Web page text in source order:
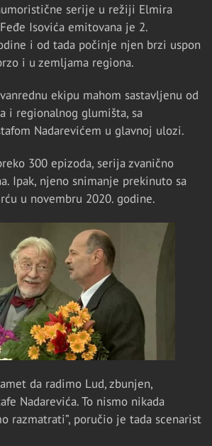
serije u režiji Elmira
Isovića emitovana je 2.
i od tada počinje njen brzi uspon
i u zemljama regiona.
ekipu mahom sastavljenu od
i regionalnog glumišta, sa
Nadarevićem u glavnoj ulozi.
300 epizoda, serija zvanično
Ipak, njeno snimanje prekinuto sa
u novembru 2020. godine.
da radimo Lud, zbunjen,
Nadarevića. To nismo nikada
razmatrati”, poručio je tada scenarist